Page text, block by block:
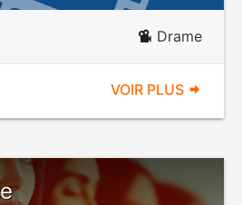
Drame
VOIR PLUS